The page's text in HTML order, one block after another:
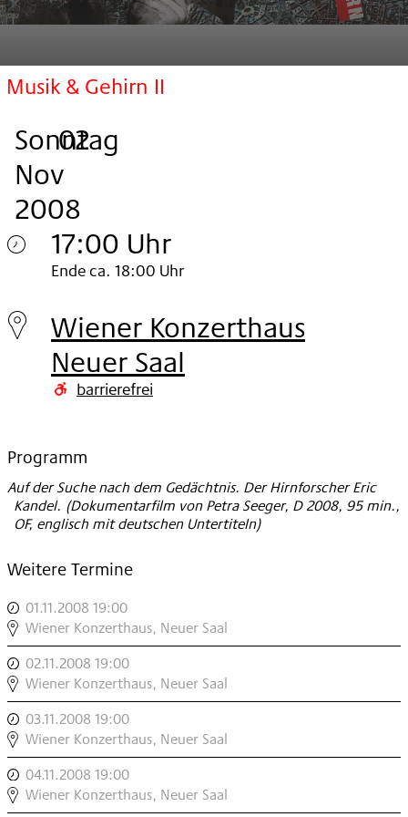
Musik & Gehirn II
Sonntag
, 02
.
Nov
2008
.
17:00 Uhr
Sonntag
02.
Nov
2008
Ende ca. 18:00 Uhr
Wiener Konzerthaus
Neuer Saal
barrierefrei
Programm
Auf der Suche nach dem Gedächtnis. Der Hirnforscher Eric
Kandel. (Dokumentarfilm von Petra Seeger, D 2008, 95 min.,
OF, englisch mit deutschen Untertiteln)
Weitere Termine
01.11.2008 19:00
MUSIK
&
GEHIRN
I
,
Wiener Konzerthaus, Neuer Saal
02.11.2008 19:00
MUSIK
&
GEHIRN
III
,
Wiener Konzerthaus, Neuer Saal
03.11.2008 19:00
MUSIK
&
GEHIRN
IV
Wiener Konzerthaus, Neuer Saal
04.11.2008 19:00
MUSIKWiener Konzerthaus, Neuer Saal